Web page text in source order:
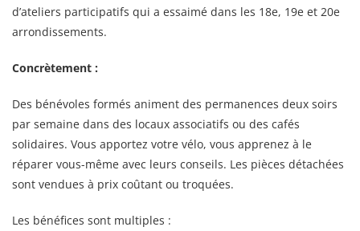
d’ateliers participatifs qui a essaimé dans les 18e, 19e et 20e
arrondissements.
Concrètement :
Des bénévoles formés animent des permanences deux soirs
par semaine dans des locaux associatifs ou des cafés
solidaires. Vous apportez votre vélo, vous apprenez à le
réparer vous-même avec leurs conseils. Les pièces détachées
sont vendues à prix coûtant ou troquées.
Les bénéfices sont multiples :